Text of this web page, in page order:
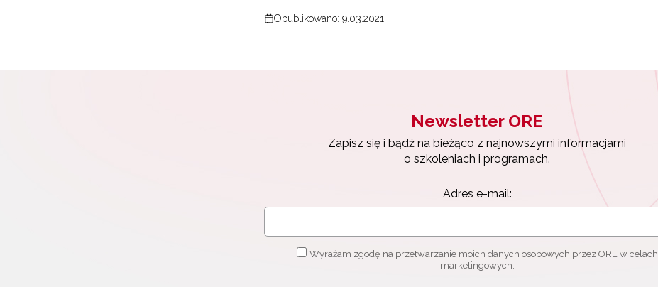
Opublikowano: 9.03.2021
Newsletter ORE
Zapisz się i bądź na bieżąco z najnowszymi informacjami
o szkoleniach i programach.
Adres e-mail:
Wyrażam zgodę na przetwarzanie moich danych osobowych przez ORE w celach
marketingowych.